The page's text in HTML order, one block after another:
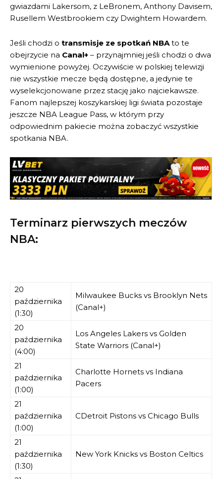
gwiazdami Lakersom, z LeBronem, Anthony Davisem,
Rusellem Westbrookiem czy Dwightem Howardem.
Jeśli chodzi o transmisje ze spotkań NBAto te
obejrzycie na Canal+ – przynajmniej jeśli chodzi o dwa
wymienione powyżej. Oczywiście w polskiej telewizji
nie wszystkie mecze będą dostępne, a jedynie te
wyselekcjonowane przez stację jako najciekawsze.
Fanom najlepszej koszykarskiej ligi świata pozostaje
jeszcze NBA League Pass, w którym przy
odpowiednim pakiecie można zobaczyć wszystkie
spotkania NBA.
Terminarz pierwszych meczów
NBA:
20
października
(1:30)
Milwaukee Bucks vs Brooklyn Nets
(Canal+)
20
października
(4:00)
Los Angeles Lakers vs Golden
State Warriors (Canal+)
21
października
(1:00)
Charlotte Hornets vs Indiana
Pacers
21
października
(1:00)
CDetroit Pistons vs Chicago Bulls
21
października
(1:30)
New York Knicks vs Boston Celtics